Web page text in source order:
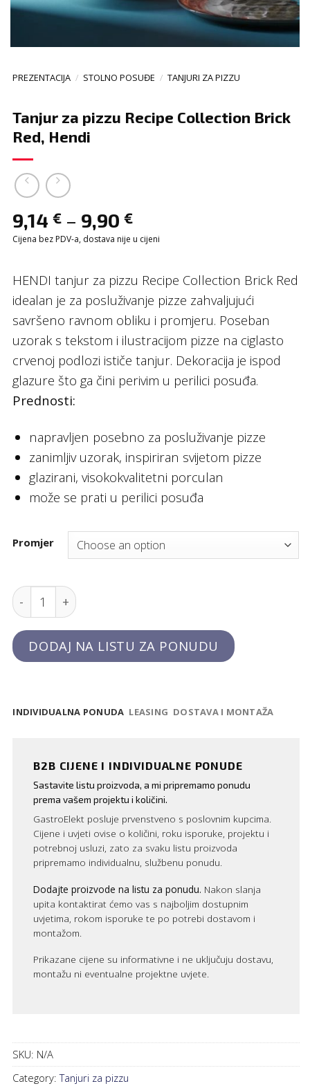
PREZENTACIJA / STOLNO POSUĐE / TANJURI ZA PIZZU
Tanjur za pizzu Recipe Collection Brick
Red, Hendi
9,14€ – 9,90€
Cijena bez PDV-a, dostava nije u cijeni
HENDI tanjur za pizzu Recipe Collection Brick Red
idealan je za posluživanje pizze zahvaljujući
savršeno ravnom obliku i promjeru. Poseban
uzorak s tekstom i ilustracijom pizze na ciglasto
crvenoj podlozi ističe tanjur. Dekoracija je ispod
glazure što ga čini perivim u perilici posuđa.
Prednosti:
napravljen posebno za posluživanje pizze
zanimljiv uzorak, inspiriran svijetom pizze
glazirani, visokokvalitetni porculan
može se prati u perilici posuđa
Promjer
Tanjur za pizzu Recipe Collection Brick Red, Hendi
DODAJ NA LISTU ZA PONUDU
INDIVIDUALNA PONUDA LEASING DOSTAVA I MONTAŽA
B2B CIJENE I INDIVIDUALNE PONUDE
Sastavite listu proizvoda, a mi pripremamo ponudu
prema vašem projektu i količini.
GastroElekt posluje prvenstveno s poslovnim kupcima.
Cijene i uvjeti ovise o količini, roku isporuke, projektu i
potrebnoj usluzi, zato za svaku listu proizvoda
pripremamo individualnu, službenu ponudu.
Dodajte proizvode na listu za ponudu. Nakon slanja
upita kontaktirat ćemo vas s najboljim dostupnim
uvjetima, rokom isporuke te po potrebi dostavom i
montažom.
Prikazane cijene su informativne i ne uključuju dostavu,
montažu ni eventualne projektne uvjete.
SKU: N/A
Category:Tanjuri za pizzu